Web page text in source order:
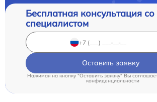
Бесплатная консультация со
специалистом
Оставить заявку
Нажимая на кнопку "Оставить заявку" Вы
конфиденциальности